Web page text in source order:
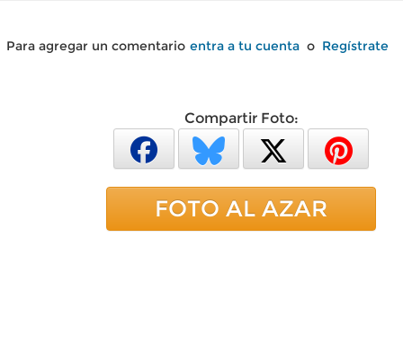
Para agregar un comentario entra a tu cuenta o Regístrate
Compartir Foto:
FOTO AL AZAR